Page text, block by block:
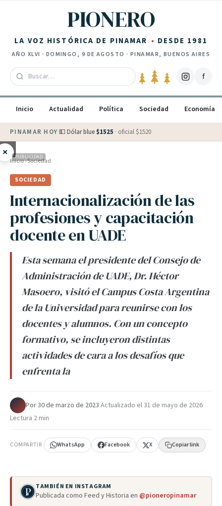
PIONERO
LA VOZ HISTÓRICA DE PINAMAR DESDE 1981
AÑO XLVI · DOMINGO, 9 DE AGOSTO · PINAMAR, BUENOS AIRES
f
Inicio Actualidad Política Sociedad Economía
PINAMAR HOY·💵 Dólar blue $1525 · oficial $1520
× PUBLICIDAD
Inicio›Sociedad
SOCIEDAD
Internacionalización de las
profesiones y capacitación
docente en UADE
Esta semana el presidente del Consejo de
Administración de UADE, Dr. Héctor
Masoero, visitó el Campus Costa Argentina
de la Universidad para reunirse con los
docentes y alumnos. Con un concepto
formativo, se incluyeron distintas
actividades de cara a los desafíos que
enfrenta la
Por·30 de marzo de 2023·Actualizado el31 de mayo de 2026·
Lectura 2 min
COMPARTIR WhatsApp Facebook X Copiar link
TAMBIÉN EN INSTAGRAM
Publicada como Feed y Historia en @pioneropinamar